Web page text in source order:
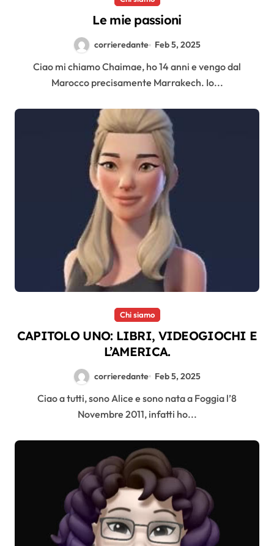
Le mie passioni
corrieredante Feb 5, 2025
Ciao mi chiamo Chaimae, ho 14 anni e vengo dal
Marocco precisamente Marrakech. Io...
Chi siamo
CAPITOLO UNO: LIBRI, VIDEOGIOCHI E
L’AMERICA.
corrieredante Feb 5, 2025
Ciao a tutti, sono Alice e sono nata a Foggia l’8
Novembre 2011, infatti ho...